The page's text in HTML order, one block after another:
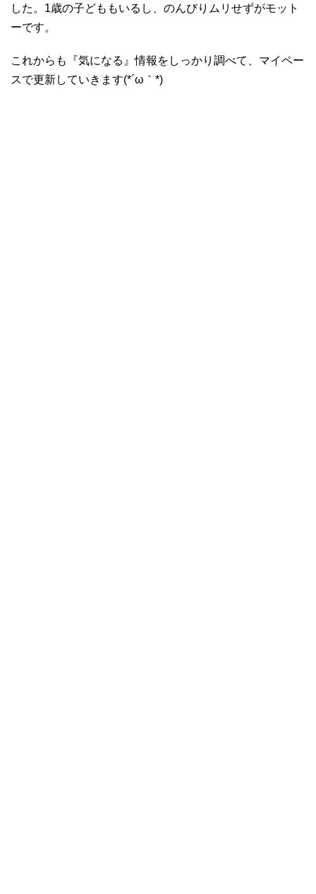
した。1歳の子どももいるし、のんびりムリせずがモット
ーです。
これからも『気になる』情報をしっかり調べて、マイペー
スで更新していきます(*´ω｀*)